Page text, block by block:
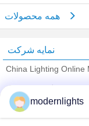
نمایه شرکت
China Lighting Online
Trust Seal
modernlights